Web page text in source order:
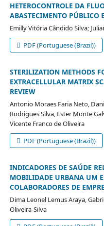
HETEROCONTROLE DA
ABASTECIMENTO PÚBLICO
Emilly Vitória Cândido Silva;
PDF (Portuguese (Brazil))
STERILIZATION METHODS
EXTRACELLULAR MATRIX
REVIEW
Antonio Moraes Faria Neto,
Rodrigues Silva, Ester Monte
Vicente Franco de Oliveira
PDF (Portuguese (Brazil))
INDICADORES DE SAÚDE
MOBILIDADE URBANA UM
COLABORADORES DE
Dima Leonel Lemus Araya,
Oliveira-Silva